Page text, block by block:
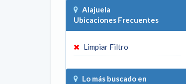
Alajuela
Ubicaciones Frecuentes
Limpiar Filtro
Lo más buscado en